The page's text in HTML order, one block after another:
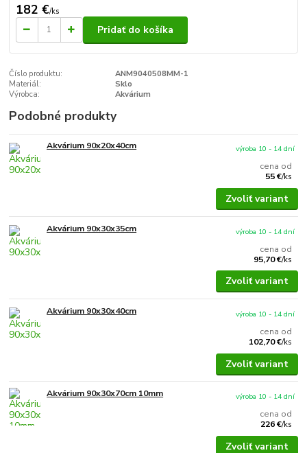
182 €/ks
Pridať do košíka
Číslo produktu:
ANM9040508MM-1
Materiál:
Sklo
Výrobca:
Akvárium
Podobné produkty
Akvárium 90x20x40cm
cena od
55 €/ks
výroba 10 - 14 dní
Zvoliť variant
Akvárium 90x30x35cm
cena od
95,70 €/ks
výroba 10 - 14 dní
Zvoliť variant
Akvárium 90x30x40cm
cena od
102,70 €/ks
výroba 10 - 14 dní
Zvoliť variant
Akvárium 90x30x70cm 10mm
cena od
226 €/ks
výroba 10 - 14 dní
Zvoliť variant